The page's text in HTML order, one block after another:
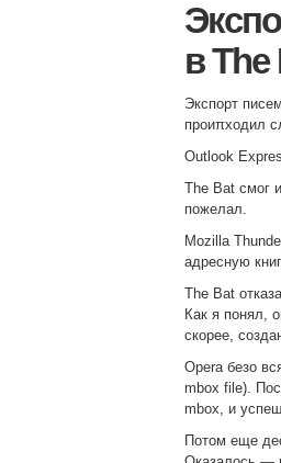
в The
Экспорт
проиπходил
Outlook
The Bat смог
пожелал.
Mozilla
адресную
The Bat
Как я понял,
скорее,
Opera безо
mbox file).
mbox, и
Потом еще